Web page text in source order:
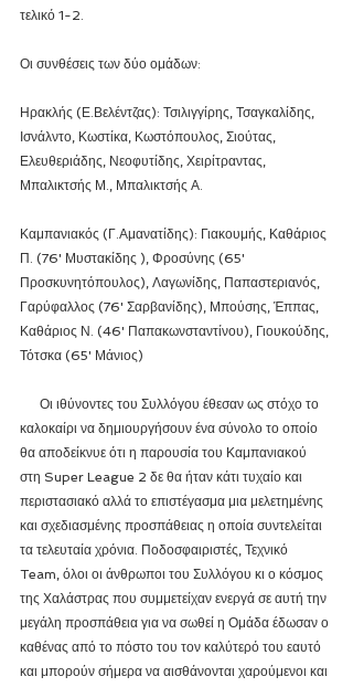
τελικό 1-2.
Οι συνθέσεις των δύο ομάδων:
Ηρακλής (Ε.Βελέντζας): Τσιλιγγίρης, Τσαγκαλίδης,
Ισνάλντο, Κωστίκα, Κωστόπουλος, Σιούτας,
Ελευθεριάδης, Νεοφυτίδης, Χειρίτραντας,
Μπαλικτσής Μ., Μπαλικτσής Α.
Καμπανιακός (Γ.Αμανατίδης): Γιακουμής, Καθάριος
Π. (76' Μυστακίδης ), Φροσύνης (65'
Προσκυνητόπουλος), Λαγωνίδης, Παπαστεριανός,
Γαρύφαλλος (76' Σαρβανίδης), Μπούσης, Έππας,
Καθάριος Ν. (46' Παπακωνσταντίνου), Γιουκούδης,
Τότσκα (65' Μάνιος)
καλοκαίρι να δημιουργήσουν ένα σύνολο το οποίο
θα αποδείκνυε ότι η παρουσία του Καμπανιακού
στη Super League 2 δε θα ήταν κάτι τυχαίο και
περιστασιακό αλλά το επιστέγασμα μια μελετημένης
και σχεδιασμένης προσπάθειας η οποία συντελείται
τα τελευταία χρόνια. Ποδοσφαιριστές, Τεχνικό
Team, όλοι οι άνθρωποι του Συλλόγου κι ο κόσμος
της Χαλάστρας που συμμετείχαν ενεργά σε αυτή την
μεγάλη προσπάθεια για να σωθεί η Ομάδα έδωσαν ο
καθένας από το πόστο του τον καλύτερό του εαυτό
και μπορούν σήμερα να αισθάνονται χαρούμενοι και